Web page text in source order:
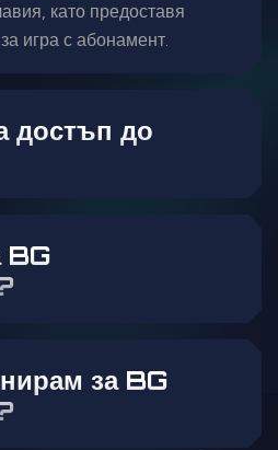
като предоставя
игра с абонамент.
достъп до
BG
за BG